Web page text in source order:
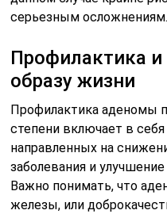
серьезным осложнениям.
Профилактика
образу жизни
Профилактика аденомы
степени включает в
направленных на
заболевания и
Важно понимать, что
железы, или